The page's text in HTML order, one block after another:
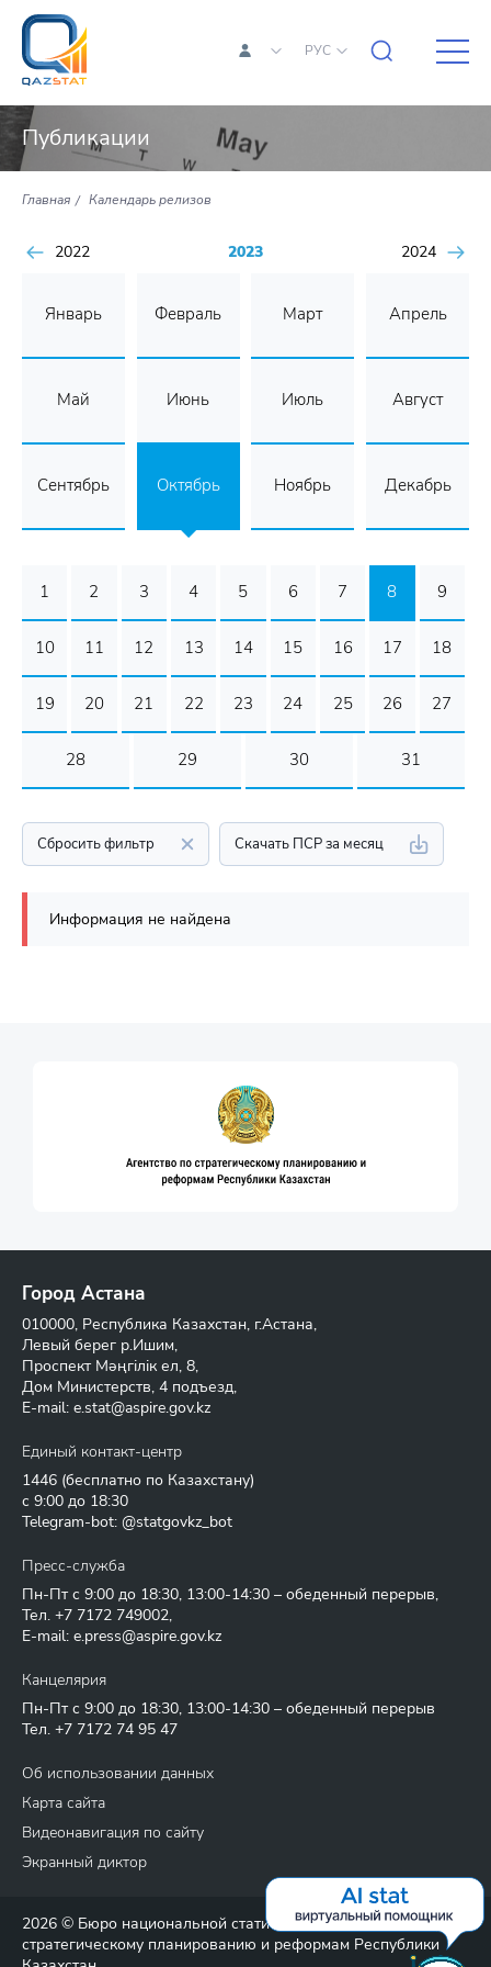
РУС
Публикации
Главная Календарь релизов
2022 2023 2024
Январь Февраль Март Апрель
Май Июнь Июль Август
Сентябрь Октябрь Ноябрь Декабрь
1 2 3 4 5 6 7 8 9
10 11 12 13 14 15 16 17 18
19 20 21 22 23 24 25 26 27
28 29 30 31
Сбросить фильтр Скачать ПСР за месяц
Информация не найдена
Город Астана
010000, Республика Казахстан, г.Астана,
Левый берег р.Ишим,
Проспект Мәңгілік ел, 8,
Дом Министерств, 4 подъезд,
E-mail: e.stat@aspire.gov.kz
Единый контакт-центр
1446 (бесплатно по Казахстану)
с 9:00 до 18:30
Telegram-bot: @statgovkz_bot
Пресс-служба
Пн-Пт с 9:00 до 18:30, 13:00-14:30 – обеденный перерыв,
Тел. +7 7172 749002,
E-mail: e.press@aspire.gov.kz
Канцелярия
Пн-Пт с 9:00 до 18:30, 13:00-14:30 – обеденный перерыв
Тел. +7 7172 74 95 47
Об использовании данных
Карта сайта
Видеонавигация по сайту
Экранный диктор
2026 © Бюро национальной статистики Агентства по
стратегическому планированию и реформам Республики